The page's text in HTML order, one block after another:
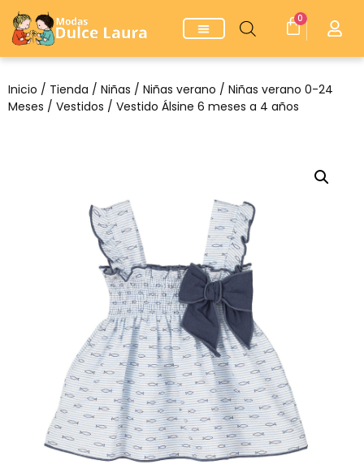
0
Inicio / Tienda / Niñas / Niñas verano / Niñas verano 0-24
Meses / Vestidos / Vestido Álsine 6 meses a 4 años